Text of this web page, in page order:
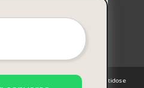
do site
de direitos autorais. Copyright© Latidos e